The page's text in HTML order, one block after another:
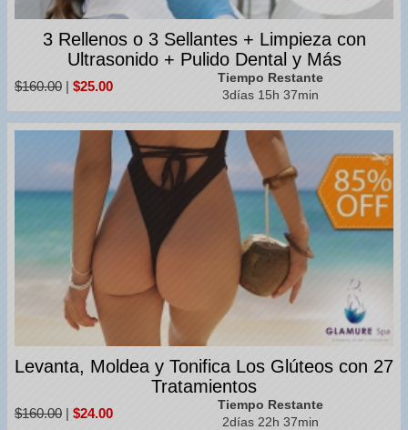
3 Rellenos o 3 Sellantes + Limpieza con
Ultrasonido + Pulido Dental y Más
$160.00 $25.00
Tiempo Restante
3días 15h 37min
Levanta, Moldea y Tonifica Los Glúteos con 27
Tratamientos
$160.00 | $24.00
Tiempo Restante
2días 22h 37min